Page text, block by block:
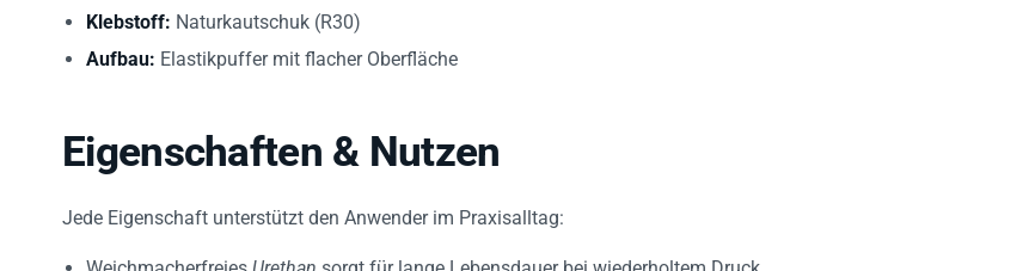
Klebstoff: Naturkautschuk (R30)
Aufbau: Elastikpuffer mit flacher Oberfläche
Eigenschaften & Nutzen
Jede Eigenschaft unterstützt den Anwender im Praxisalltag:
Weichmacherfreies Urethan sorgt für lange Lebensdauer bei wiederholtem Druck